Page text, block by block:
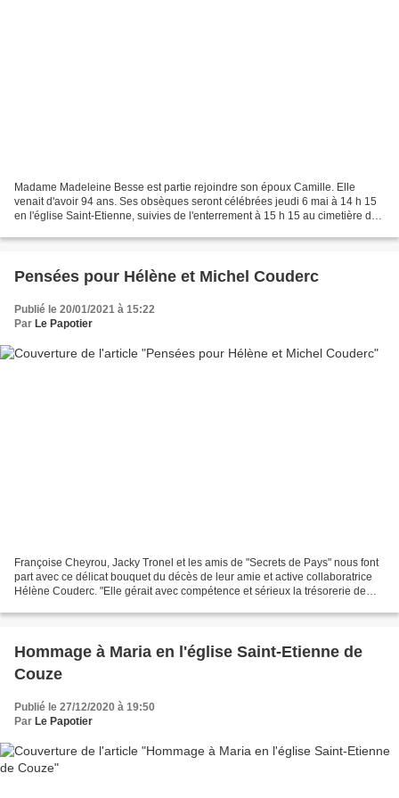
Madame Madeleine Besse est partie rejoindre son époux Camille. Elle
venait d'avoir 94 ans. Ses obsèques seront célébrées jeudi 6 mai à 14 h 15
en l'église Saint-Etienne, suivies de l'enterrement à 15 h 15 au cimetière de
Pensées pour Hélène et Michel Couderc
Publié le 20/01/2021 à 15:22
Par Le Papotier
Françoise Cheyrou, Jacky Tronel et les amis de "Secrets de Pays" nous font
part avec ce délicat bouquet du décès de leur amie et active collaboratrice
Hélène Couderc. "Elle gérait avec compétence et sérieux la trésorerie de
Hommage à Maria en l'église Saint-Etienne de
Couze
Publié le 27/12/2020 à 19:50
Par Le Papotier